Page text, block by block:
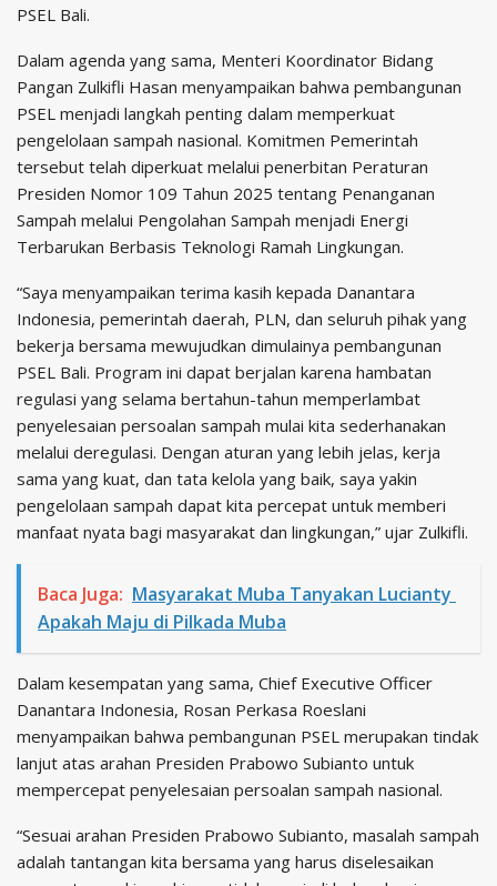
PSEL Bali.
Dalam agenda yang sama, Menteri Koordinator Bidang
Pangan Zulkifli Hasan menyampaikan bahwa pembangunan
PSEL menjadi langkah penting dalam memperkuat
pengelolaan sampah nasional. Komitmen Pemerintah
tersebut telah diperkuat melalui penerbitan Peraturan
Presiden Nomor 109 Tahun 2025 tentang Penanganan
Sampah melalui Pengolahan Sampah menjadi Energi
Terbarukan Berbasis Teknologi Ramah Lingkungan.
“Saya menyampaikan terima kasih kepada Danantara
Indonesia, pemerintah daerah, PLN, dan seluruh pihak yang
bekerja bersama mewujudkan dimulainya pembangunan
PSEL Bali. Program ini dapat berjalan karena hambatan
regulasi yang selama bertahun-tahun memperlambat
penyelesaian persoalan sampah mulai kita sederhanakan
melalui deregulasi. Dengan aturan yang lebih jelas, kerja
sama yang kuat, dan tata kelola yang baik, saya yakin
pengelolaan sampah dapat kita percepat untuk memberi
manfaat nyata bagi masyarakat dan lingkungan,” ujar Zulkifli.
Baca Juga: Masyarakat Muba Tanyakan Lucianty
Apakah Maju di Pilkada Muba
Dalam kesempatan yang sama, Chief Executive Officer
Danantara Indonesia, Rosan Perkasa Roeslani
menyampaikan bahwa pembangunan PSEL merupakan tindak
lanjut atas arahan Presiden Prabowo Subianto untuk
mempercepat penyelesaian persoalan sampah nasional.
“Sesuai arahan Presiden Prabowo Subianto, masalah sampah
adalah tantangan kita bersama yang harus diselesaikan